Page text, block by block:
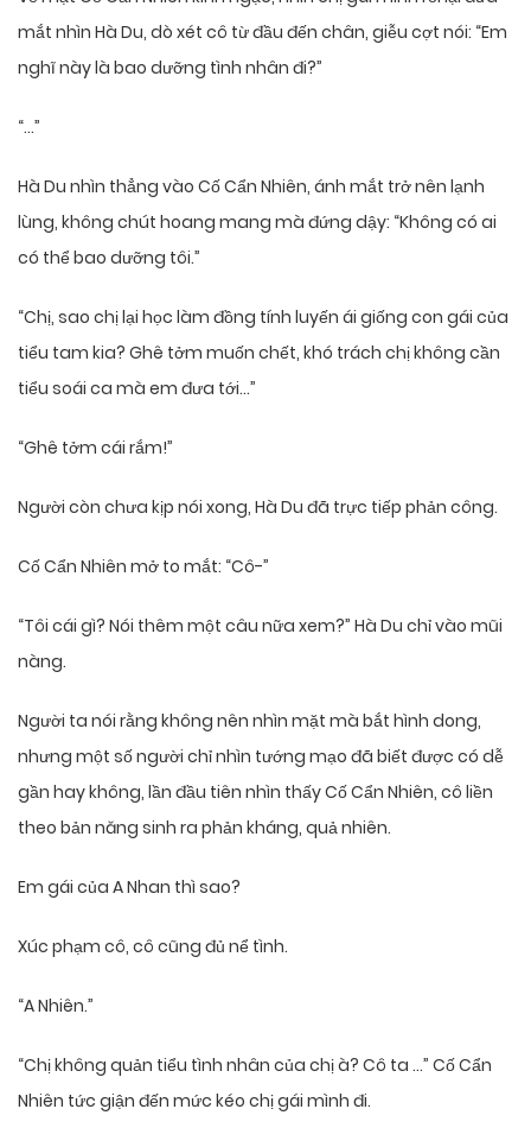
mắt nhìn Hà Du, dò xét cô từ đầu đến chân, giễu cợt nói: “Em
nghĩ này là bao dưỡng tình nhân đi?”
“…”
Hà Du nhìn thẳng vào Cố Cẩn Nhiên, ánh mắt trở nên lạnh
lùng, không chút hoang mang mà đứng dậy: “Không có ai
có thể bao dưỡng tôi.”
“Chị, sao chị lại học làm đồng tính luyến ái giống con gái của
tiểu tam kia? Ghê tởm muốn chết, khó trách chị không cần
tiểu soái ca mà em đưa tới…”
“Ghê tởm cái rắm!”
Người còn chưa kịp nói xong, Hà Du đã trực tiếp phản công.
Cố Cẩn Nhiên mở to mắt: “Cô-”
“Tôi cái gì? Nói thêm một câu nữa xem?” Hà Du chỉ vào mũi
nàng.
Người ta nói rằng không nên nhìn mặt mà bắt hình dong,
nhưng một số người chỉ nhìn tướng mạo đã biết được có dễ
gần hay không, lần đầu tiên nhìn thấy Cố Cẩn Nhiên, cô liền
theo bản năng sinh ra phản kháng, quả nhiên.
Em gái của A Nhan thì sao?
Xúc phạm cô, cô cũng đủ nể tình.
“A Nhiên.”
“Chị không quản tiểu tình nhân của chị à? Cô ta …” Cố Cẩn
Nhiên tức giận đến mức kéo chị gái mình đi.